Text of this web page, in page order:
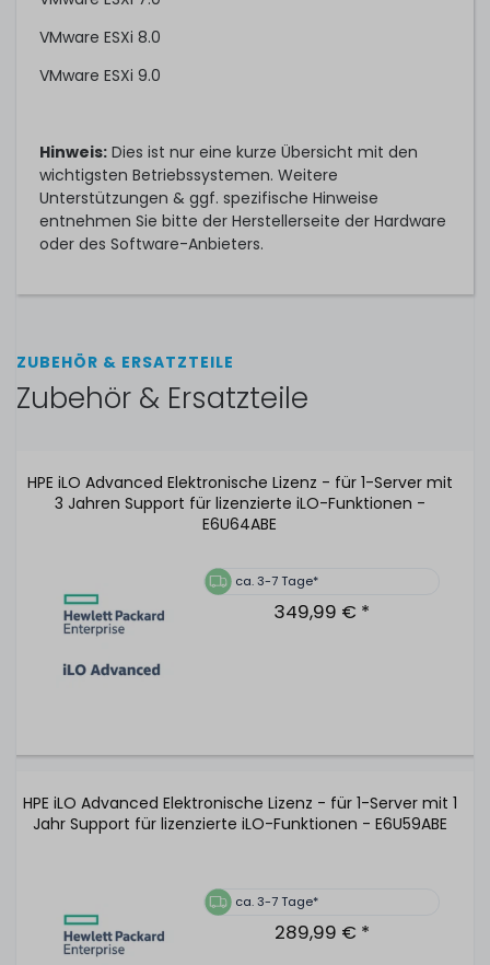
VMware ESXi 8.0
VMware ESXi 9.0
Hinweis: Dies ist nur eine kurze Übersicht mit den
wichtigsten Betriebssystemen. Weitere
Unterstützungen & ggf. spezifische Hinweise
entnehmen Sie bitte der Herstellerseite der Hardware
oder des Software-Anbieters.
ZUBEHÖR & ERSATZTEILE
Zubehör & Ersatzteile
HPE iLO Advanced Elektronische Lizenz - für 1-Server mit
3 Jahren Support für lizenzierte iLO-Funktionen -
E6U64ABE
ca. 3-7 Tage*
349,99 € *
HPE iLO Advanced Elektronische Lizenz - für 1-Server mit 1
Jahr Support für lizenzierte iLO-Funktionen - E6U59ABE
ca. 3-7 Tage*
289,99 € *